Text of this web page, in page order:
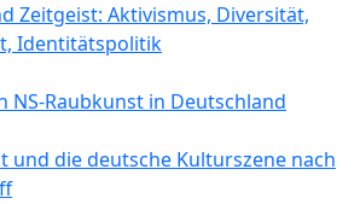
Zeitgeist: Aktivismus, Diversität,
Identitätspolitik
NS-Raubkunst in Deutschland
und die deutsche Kulturszene nach